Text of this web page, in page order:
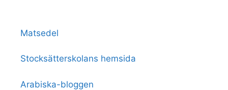
Matsedel
Stocksätterskolans hemsida
Arabiska-bloggen